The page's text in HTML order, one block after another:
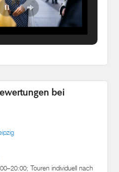
bei
Touren individuell nach